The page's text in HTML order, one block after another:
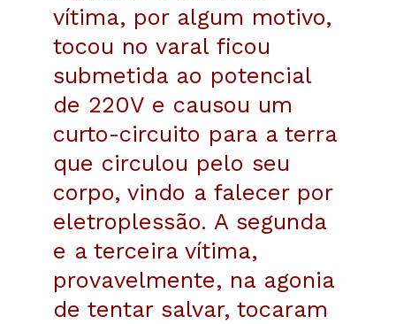
vítima, por algum motivo,
tocou no varal ficou
submetida ao potencial
de 220V e causou um
curto-circuito para a terra
que circulou pelo seu
corpo, vindo a falecer por
eletroplessão. A segunda
e a terceira vítima,
provavelmente, na agonia
de tentar salvar, tocaram